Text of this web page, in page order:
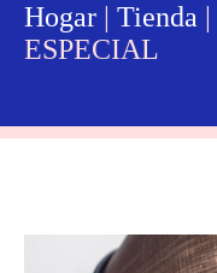
Hogar Tienda
ESPECIAL